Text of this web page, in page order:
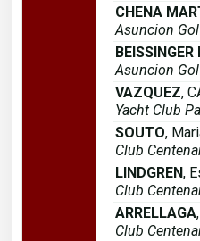
CHENA
Asuncion
Asuncion
VAZQUEZ,
Yacht Club
SOUTO,
Club
LINDGREN,
Club
ARRELLAGA
Club